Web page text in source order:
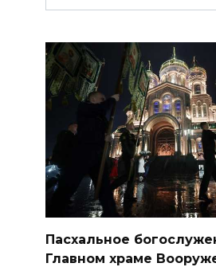
Пасхальное
Главном храме